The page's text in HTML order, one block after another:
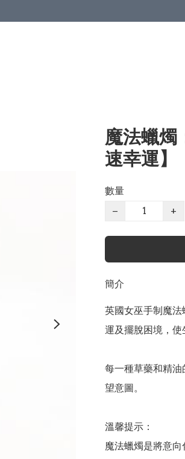
魔法蠟
速幸運】
數量
−
+
簡介
英國女巫手制魔
運及擺脫困境，使
每一種草藥和精
望意圖。
溫馨提示：
魔法蠟燭是將意